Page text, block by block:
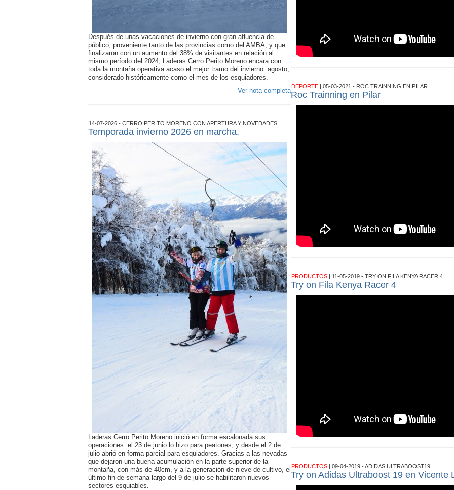
Después de unas vacaciones de invierno con gran afluencia de
público, proveniente tanto de las provincias como del AMBA, y que
finalizaron con un aumento del 38% de visitantes en relación al
mismo período del 2024, Laderas Cerro Perito Moreno encara con
toda la montaña operativa acaso el mejor tramo del invierno: agosto,
considerado históricamente como el mes de los esquiadores.
Ver nota completa
14-07-2026 - CERRO PERITO MORENO CON APERTURA Y NOVEDADES.
Temporada invierno 2026 en marcha.
Laderas Cerro Perito Moreno inició en forma escalonada sus
operaciones: el 23 de junio lo hizo para peatones, y desde el 2 de
julio abrió en forma parcial para esquiadores. Gracias a las nevadas
que dejaron una buena acumulación en la parte superior de la
montaña, con más de 40cm, y a la generación de nieve de cultivo, el
último fin de semana largo del 9 de julio se habilitaron nuevos
sectores esquiables.
DEPORTE | 05-03-2021 - ROC TRAINNING EN PILAR
Roc Trainning en Pilar
PRODUCTOS | 11-05-2019 - TRY ON FILA KENYA RACER 4
Try on Fila Kenya Racer 4
PRODUCTOS | 09-04-2019 - ADIDAS ULTRABOOST19
Try on Adidas Ultraboost 19 en Vicente